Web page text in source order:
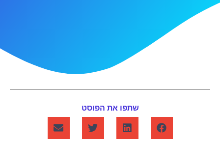
שתפו את הפוסט